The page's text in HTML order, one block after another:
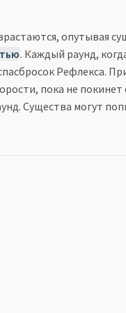
опутывая
. Каждый раунд,
Рефлекса.
пока не покинет
Существа могут